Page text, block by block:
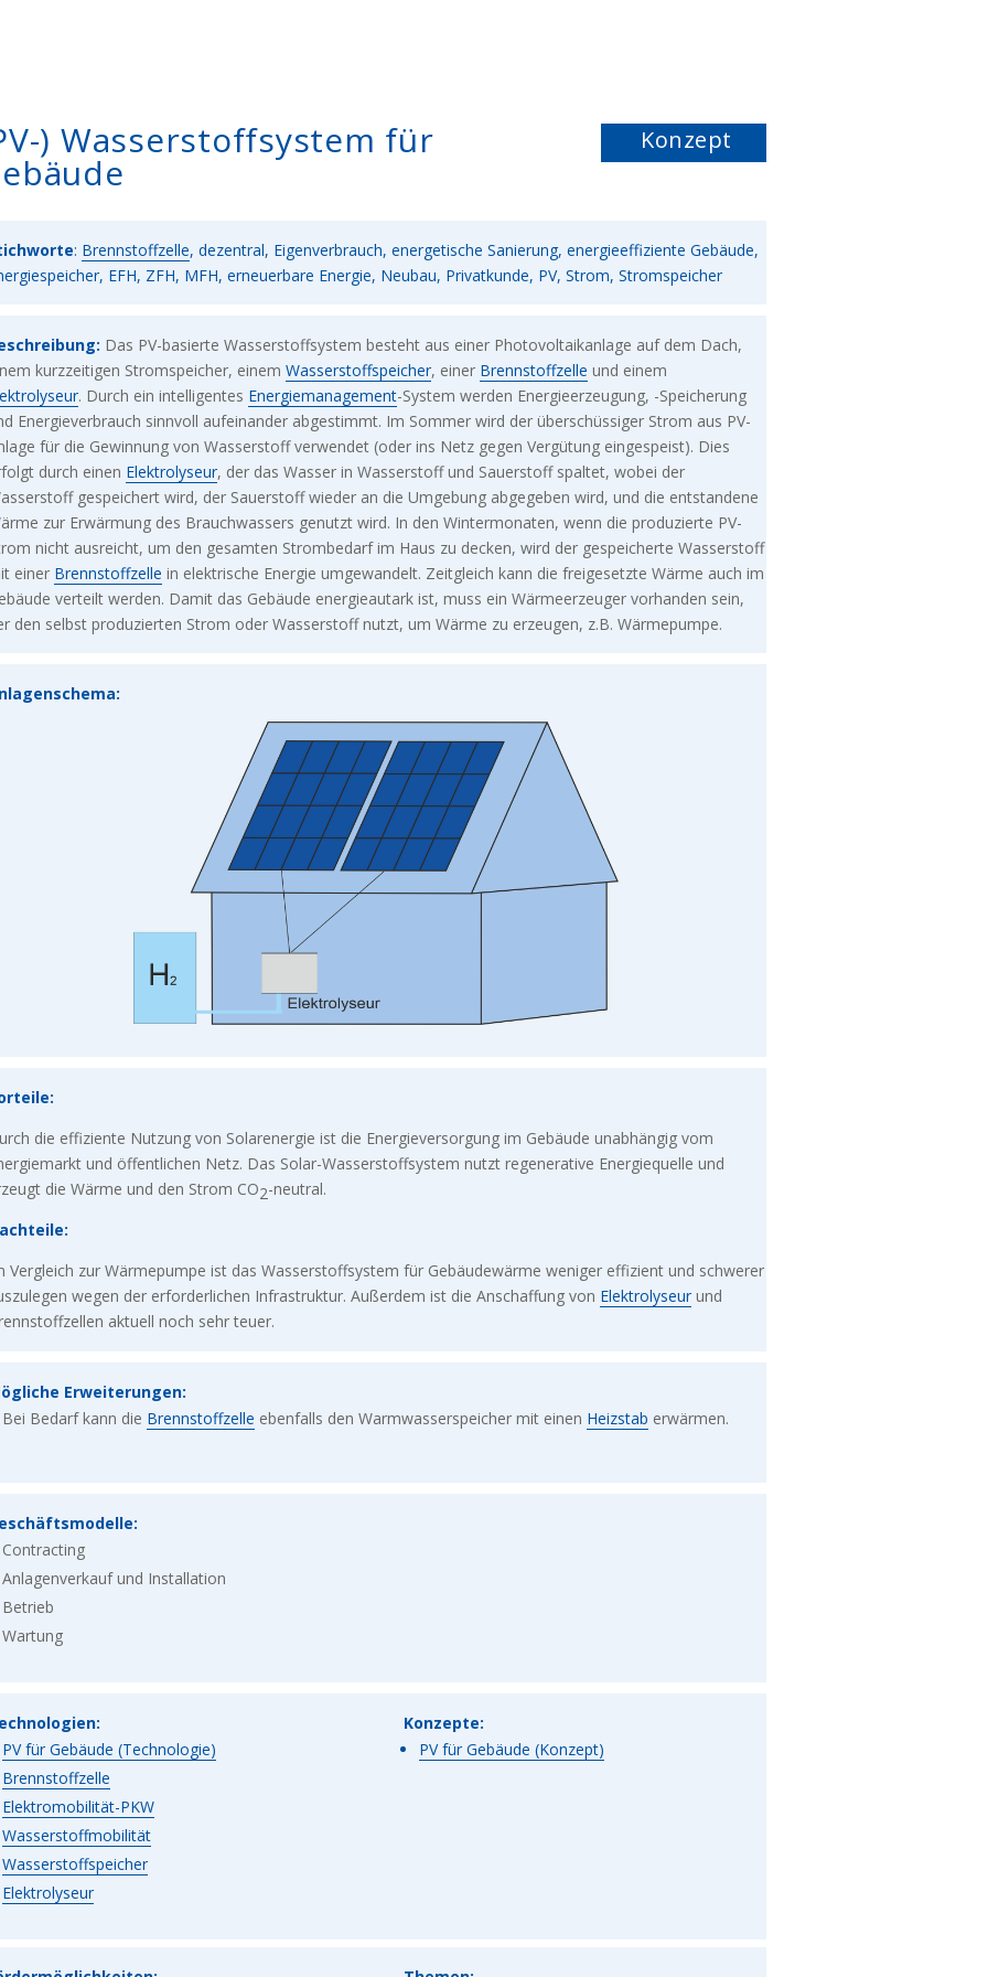
) Wasserstoffsystem für Konzept
: Brennstoffzelle, dezentral, Eigenverbrauch, energetische Sanierung, energieeffiziente Gebäude,
EFH, ZFH, MFH, erneuerbare Energie, Neubau, Privatkunde, PV, Strom, Stromspeicher
Das PV-basierte Wasserstoffsystem besteht aus einer Photovoltaikanlage auf dem Dach,
kurzzeitigen Stromspeicher, einemWasserstoffspeicher, einer Brennstoffzelle und einem
. Durch ein intelligentes Energiemanagement-System werden Energieerzeugung, -Speicherung
Energieverbrauch sinnvoll aufeinander abgestimmt. Im Sommer wird der überschüssiger Strom aus PV-
für die Gewinnung von Wasserstoff verwendet (oder ins Netz gegen Vergütung eingespeist). Dies
durch einen Elektrolyseur, der das Wasser in Wasserstoff und Sauerstoff spaltet, wobei der
gespeichert wird, der Sauerstoff wieder an die Umgebung abgegeben wird, und die entstandene
zur Erwärmung des Brauchwassers genutzt wird. In den Wintermonaten, wenn die produzierte PV-
nicht ausreicht, um den gesamten Strombedarf im Haus zu decken, wird der gespeicherte Wasserstoff
einer Brennstoffzelle in elektrische Energie umgewandelt. Zeitgleich kann die freigesetzte Wärme auch im
verteilt werden. Damit das Gebäude energieautark ist, muss ein Wärmeerzeuger vorhanden sein,
den selbst produzierten Strom oder Wasserstoff nutzt, um Wärme zu erzeugen, z.B. Wärmepumpe.
die effiziente Nutzung von Solarenergie ist die Energieversorgung im Gebäude unabhängig vom
und öffentlichen Netz. Das Solar-Wasserstoffsystem nutzt regenerative Energiequelle und
die Wärme und den Strom CO2-neutral.
Vergleich zur Wärmepumpe ist das Wasserstoffsystem für Gebäudewärme weniger effizient und schwerer
wegen der erforderlichen Infrastruktur. Außerdem ist die Anschaffung von Elektrolyseur und
aktuell noch sehr teuer.
Erweiterungen:
Bei Bedarf kann die Brennstoffzelle ebenfalls den Warmwasserspeicher mit einen Heizstab erwärmen.
Contracting
Anlagenverkauf und Installation
Betrieb
Wartung
PV für Gebäude (Technologie)
Brennstoffzelle
Elektromobilität-PKW
Wasserstoffmobilität
Wasserstoffspeicher
Elektrolyseur
Konzepte:
PV für Gebäude (Konzept)